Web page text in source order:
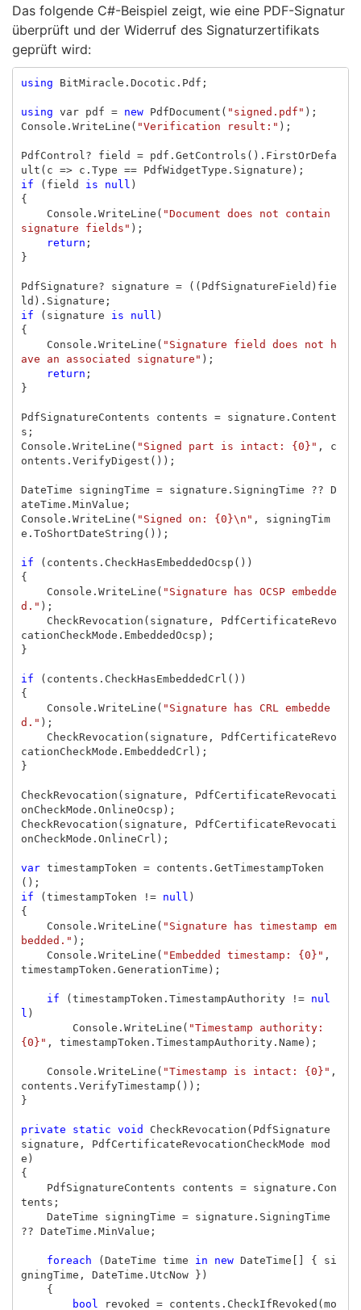
Das folgende C#-Beispiel zeigt, wie eine PDF-Signatur
überprüft und der Widerruf des Signaturzertifikats
geprüft wird:
using BitMiracle.Docotic.Pdf ;
using var pdf = new PdfDocument ( "signed.pdf" );
Console . WriteLine ( "Verification result:" );
PdfControl ? field = pdf . GetControls (). FirstOrDefa
ult ( c => c . Type == PdfWidgetType . Signature );
if
( field is null )
{
Console . WriteLine ( "Document does not contain
signature fields" );
return ;
}
PdfSignature? signature = (( PdfSignatureField ) fie
ld ). Signature ;
if
( signature is null )
{
Console . WriteLine ( "Signature field does not h
ave an associated signature" );
return ;
}
PdfSignatureContents contents = signature . Content
s ;
Console . WriteLine ( "Signed part is intact: {0}" ,
c
ontents . VerifyDigest ());
DateTime signingTime = signature . SigningTime ?? D
ateTime . MinValue ;
Console . WriteLine ( "Signed on: {0}\n" ,
signingTim
e . ToShortDateString ());
if ( contents . CheckHasEmbeddedOcsp ())
{
Console . WriteLine ( "Signature has OCSP embedde
d." );
CheckRevocation ( signature ,
PdfCertificateRevo
cationCheckMode . EmbeddedOcsp );
}
if ( contents . CheckHasEmbeddedCrl ())
{
Console . WriteLine ( "Signature has CRL embedde
d." );
CheckRevocation ( signature ,
PdfCertificateRevo
cationCheckMode . EmbeddedCrl );
}
CheckRevocation ( signature ,
PdfCertificateRevocati
onCheckMode . OnlineOcsp );
CheckRevocation ( signature ,
PdfCertificateRevocati
onCheckMode . OnlineCrl );
var timestampToken = contents . GetTimestampToken
();
if
( timestampToken != null )
{
Console . WriteLine ( "Signature has timestamp em
bedded." );
Console . WriteLine ( "Embedded timestamp: {0}" ,
timestampToken . GenerationTime );
if ( timestampToken . TimestampAuthority !=
nul
l )
Console . WriteLine ( "Timestamp authority:
{0}" , timestampToken . TimestampAuthority. Name );
Console . WriteLine ( "Timestamp is intact: {0}" ,
contents . VerifyTimestamp ());
}
private static void CheckRevocation ( PdfSignature
signature , PdfCertificateRevocationCheckMode mod
e )
{
PdfSignatureContents
contents = signature . Con
tents ;
DateTime
signingTime = signature . SigningTime
?? DateTime . MinValue ;
foreach ( DateTime time in new DateTime {
si
gningTime , DateTime . UtcNow
})
{
bool
revoked = contents . CheckIfRevoked ( mo